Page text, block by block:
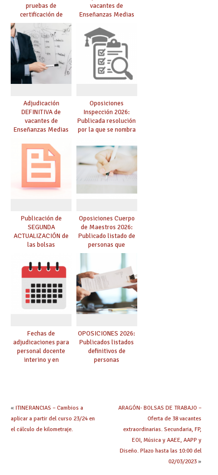
pruebas de
certificación de
competencia
lingüística: publicada
resolución definitiva
vacantes de
Enseñanzas Medias
Adjudicación
DEFINITIVA de
vacantes de
Enseñanzas Medias
Oposiciones
Inspección 2026:
Publicada resolución
por la que se nombra
prácticas, se regulan
dichas prácticas y se
convoca acto público
de adjudicación
Publicación de
SEGUNDA
ACTUALIZACIÓN de
las bolsas
Cuerpo de Maestros
de especialidades
convocadas a
oposición
Oposiciones Cuerpo
de Maestros 2026:
Publicado listado de
personas que
adquieren nueva
especialidad
Fechas de
adjudicaciones para
personal docente
interino y en
OPOSICIONES 2026:
Publicados listados
definitivos de
personas
« ITINERANCIAS – Cambios a
aplicar a partir del curso 23/24 en
el cálculo de kilometraje.
ARAGÓN- BOLSAS DE TRABAJO –
Oferta de 38 vacantes
extraordinarias. Secundaria, FP,
EOI, Música y AAEE, AAPP y
Diseño. Plazo hasta las 10:00 del
02/03/2023»